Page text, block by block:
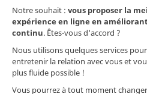
Notre souhait : vous proposer la
expérience en ligne en
continu. Êtes-vous d'accord ?
Nous utilisons quelques services
entretenir la relation avec vous et
plus fluide possible !
Vous pourrez à tout moment
Mentions légales
Nos produits
Contact